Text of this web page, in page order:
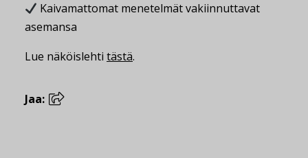
Kaivamattomat menetelmät vakiinnuttavat
asemansa
Lue näköislehti tästä.
Jaa: